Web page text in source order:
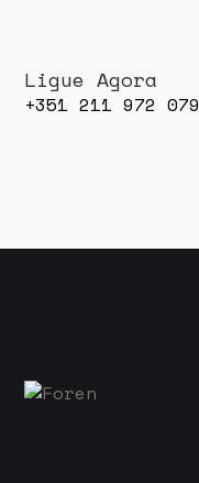
Ligue Agora
+351 211 972 079